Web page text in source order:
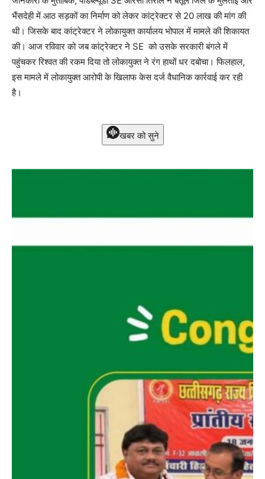
भैंसदेही में आठ सड़कों का निर्माण को लेकर कांट्रेक्टर से 20 लाख की मांग की
थी। जिसके बाद कांट्रेक्टर ने लोकायुक्त कार्यालय भोपाल में मामले की शिकायत
की। आज रविवार को जब कांट्रेक्टर ने SE को उसके सरकारी बंगले में
पहुंचकर रिश्वत की रकम दिया तो लोकायुक्त ने रंग हाथों धर दबोचा। फिलहाल,
इस मामले में लोकायुक्त आरोपी के खिलाफ केस दर्ज वैधानिक कार्रवाई कर रही
है।
खबर को सुने